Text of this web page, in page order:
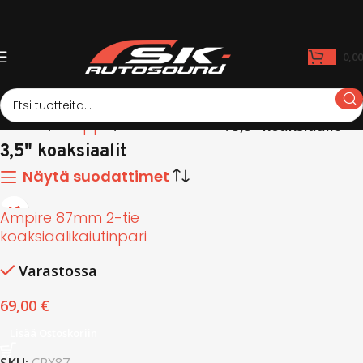
Etusivu Kauppa Autokaiuttimet 3,5" koaksiaalit
3,5" koaksiaalit
Näytä suodattimet
Ampire 87mm 2-tie
koaksiaalikaiutinpari
Varastossa
69,00 €